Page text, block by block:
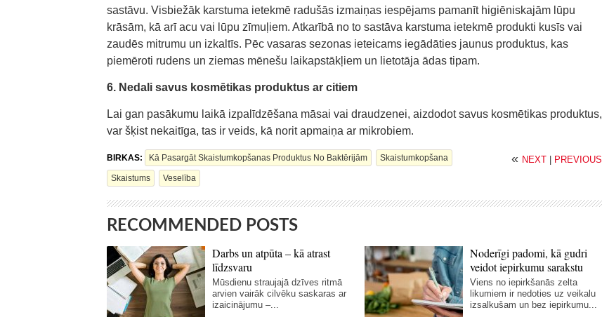
sastāvu. Visbiežāk karstuma ietekmē radušās izmaiņas iespējams pamanīt higiēniskajām lūpu
krāsām, kā arī acu vai lūpu zīmuļiem. Atkarībā no to sastāva karstuma ietekmē produkti kusīs vai
zaudēs mitrumu un izkaltīs. Pēc vasaras sezonas ieteicams iegādāties jaunus produktus, kas
piemēroti rudens un ziemas mēnešu laikapstākļiem un lietotāja ādas tipam.
6. Nedali savus kosmētikas produktus ar citiem
Lai gan pasākumu laikā izpalīdzēšana māsai vai draudzenei, aizdodot savus kosmētikas produktus,
var šķist nekaitīga, tas ir veids, kā norit apmaiņa ar mikrobiem.
BIRKAS: Kā Pasargāt Skaistumkopšanas Produktus No Baktērijām Skaistumkopšana
Skaistums Veselība
« NEXT PREVIOUS
RECOMMENDED POSTS
Darbs un atpūta – kā atrast
līdzsvaru
Mūsdienu straujajā dzīves ritmā
arvien vairāk cilvēku saskaras ar
izaicinājumu –...
Noderīgi padomi, kā gudri
veidot iepirkumu sarakstu
Viens no iepirkšanās zelta
likumiem ir nedoties uz veikalu
izsalkušam un bez iepirkumu...